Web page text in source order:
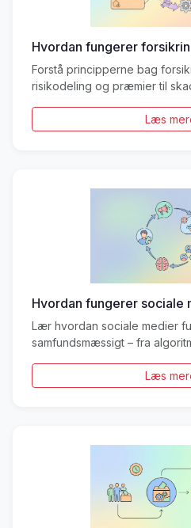
Hvordan fungerer
Forstå principperne bag
risikodeling og præmier til
Læs
Hvordan fungerer sociale
Lær hvordan sociale medier
samfundsmæssigt – fra
Læs